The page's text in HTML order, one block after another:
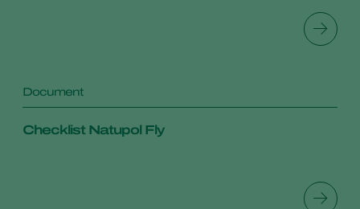
Document
Checklist Natupol Fly